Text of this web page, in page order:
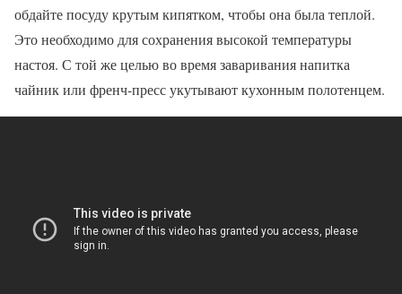
обдайте посуду крутым кипятком, чтобы она была теплой.
Это необходимо для сохранения высокой температуры
настоя. С той же целью во время заваривания напитка
чайник или френч-пресс укутывают кухонным полотенцем.